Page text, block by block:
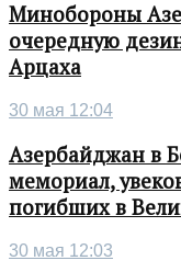
Минобороны
очередную
Арцаха
30 мая 12:04
Азербайджан в
мемориал,
погибших в
30 мая 12:03